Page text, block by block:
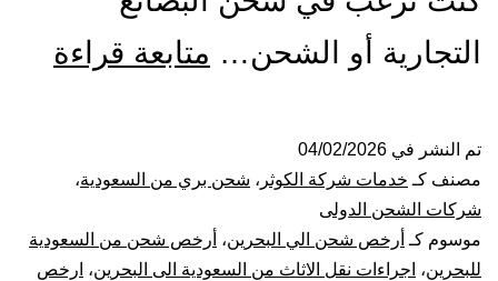
التجارية أو الشحن… متابعة قراءة
الي
تم النشر في 04/02/2026
مصنف كـ خدمات شركة الكوثر ، شحن بري من السعودية،
شركات الشحن الدولى
موسوم كـ أرخص شحن الي البحرين، أرخص شحن من السعودية
للبحرين، اجراءات نقل الاثاث من السعودية الى البحرين، ارخص